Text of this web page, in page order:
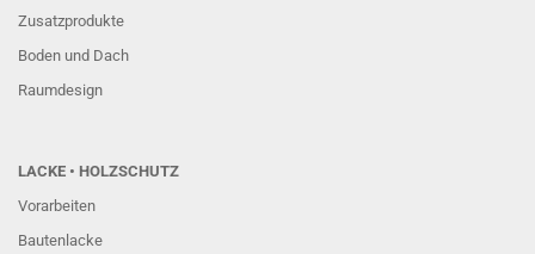
Zusatzprodukte
Boden und Dach
Raumdesign
LACKE • HOLZSCHUTZ
Vorarbeiten
Bautenlacke